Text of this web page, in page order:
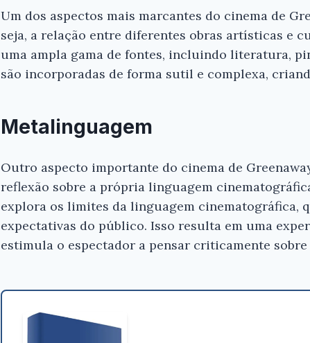
Um dos aspectos mais marcantes do cinema de
seja, a relação entre diferentes obras artísticas e
uma ampla gama de fontes, incluindo literatura,
são incorporadas de forma sutil e complexa,
Metalinguagem
Outro aspecto importante do cinema de
reflexão sobre a própria linguagem
explora os limites da linguagem cinematográfica,
expectativas do público. Isso resulta em uma
estimula o espectador a pensar criticamente